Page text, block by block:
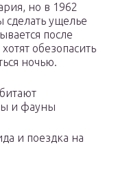
но в 1962
сделать ущелье
после
обезопасить
ночью.
и фауны
и поездка на